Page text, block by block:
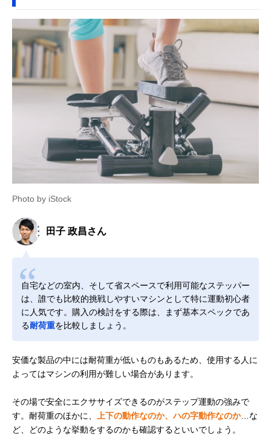
Photo by iStock
田子 政昌さん
自宅などの室内、そして省スペースで利用可能なステッパー
は、誰でも比較的挑戦しやすいマシンとして特に運動初心者
に人気です。購入の検討をする際は、まず基本スペックであ
る耐荷重を比較しましょう。
安価な製品の中には耐荷重が低いものもあるため、使用する人に
よってはマシンの利用が難しい場合があります。
その場で安全にエクササイズできるのがステップ運動の強みで
す。耐荷重のほかに、
上下の動作なのか、ハの字動作なのか…な
ど、どのような挙動をするのかも確認するといいでしょう。